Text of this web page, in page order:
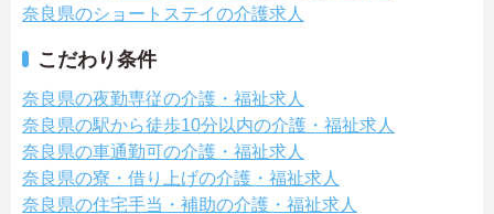
奈良県のショートステイの介護求人
こだわり条件
奈良県の夜勤専従の介護・福祉求人
奈良県の駅から徒歩10分以内の介護・福祉求人
奈良県の車通勤可の介護・福祉求人
奈良県の寮・借り上げの介護・福祉求人
奈良県の住宅手当・補助の介護・福祉求人